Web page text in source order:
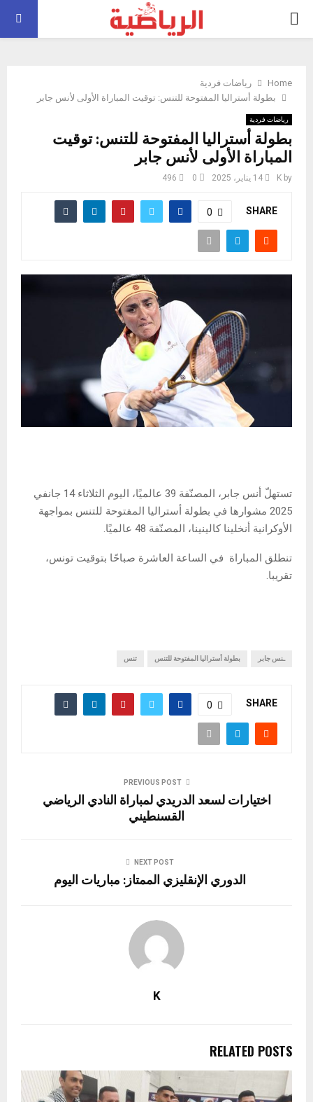
PRIMARY
Home
رياضات فردية
بطولة أستراليا المفتوحة للتنس: توقيت المباراة الأولى لأنس جابر
رياضات فردية
بطولة أستراليا المفتوحة للتنس: توقيت
المباراة الأولى لأنس جابر
by
K 14 يناير، 2025 0
496
SHARE
0
تستهلّ أنس جابر، المصنّفة 39 عالميًا، اليوم الثلاثاء 14 جانفي
2025 مشوارها في بطولة أستراليا المفتوحة للتنس بمواجهة
الأوكرانية أنخلينا كالينينا، المصنّفة 48 عالميًا.
تنطلق المباراة في الساعة العاشرة صباحًا بتوقيت تونس،
تقريبا.
ـنس جابر بطولة أستراليا المفتوحة للتنس تنس
SHARE
0
PREVIOUS POST
اختيارات لسعد الدريدي لمباراة النادي الرياضي
القسنطيني
NEXT POST
الدوري الإنقليزي الممتاز: مباريات اليوم
K
RELATED POSTS